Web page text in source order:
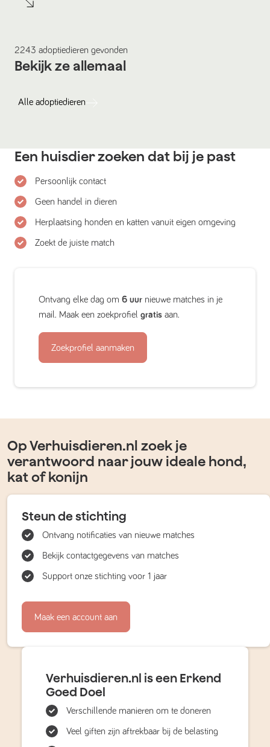
2243 adoptiedieren gevonden
Bekijk ze allemaal
Alle adoptiedieren
Een huisdier zoeken dat bij je past
Persoonlijk contact
Geen handel in dieren
Herplaatsing honden en katten vanuit eigen omgeving
Zoekt de juiste match
Ontvang elke dag om 6 uur nieuwe matches in je
mail. Maak een zoekprofiel gratis aan.
Zoekprofiel aanmaken
Op Verhuisdieren.nl zoek je
verantwoord naar jouw ideale hond,
kat of konijn
Steun de stichting
Ontvang notificaties van nieuwe matches
Bekijk contactgegevens van matches
Support onze stichting voor 1 jaar
Maak een account aan
Verhuisdieren.nl is een Erkend
Goed Doel
Verschillende manieren om te doneren
Veel giften zijn aftrekbaar bij de belasting